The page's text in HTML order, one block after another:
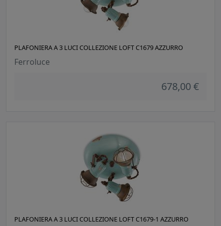
PLAFONIERA A 3 LUCI COLLEZIONE LOFT C1679 AZZURRO
Ferroluce
678,00 €
PLAFONIERA A 3 LUCI COLLEZIONE LOFT C1679-1 AZZURRO